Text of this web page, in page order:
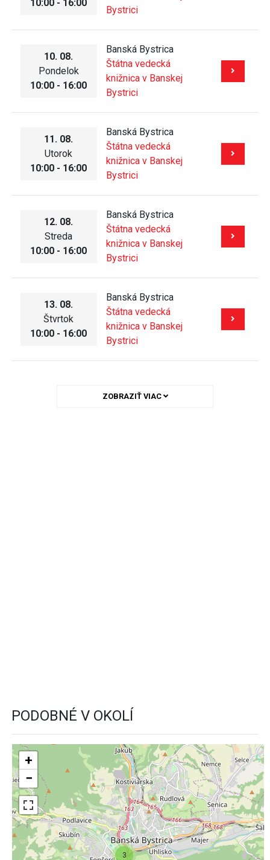
10:00 - 16:00
Bystrici
10. 08.
Pondelok
10:00 - 16:00
Banská Bystrica
Štátna vedecká
knižnica v Banskej
Bystrici
11. 08.
Utorok
10:00 - 16:00
Banská Bystrica
Štátna vedecká
knižnica v Banskej
Bystrici
12. 08.
Streda
10:00 - 16:00
Banská Bystrica
Štátna vedecká
knižnica v Banskej
Bystrici
13. 08.
Štvrtok
10:00 - 16:00
Banská Bystrica
Štátna vedecká
knižnica v Banskej
Bystrici
ZOBRAZIŤ VIAC
PODOBNÉ V OKOLÍ
3
+
−